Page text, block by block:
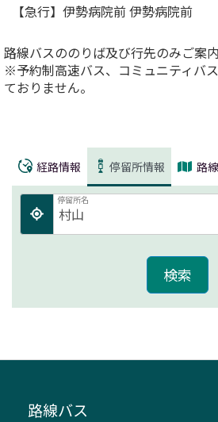
【急行】伊勢病院前 伊勢病院前
路線バスののりば及び行先のみご案
※予約制高速バス、コミュニティバ
ておりません。
経路情報 停留所情報 路
停留所名
路線バス